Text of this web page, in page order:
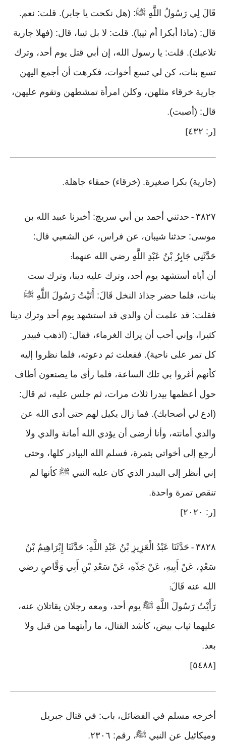
قَالَ لِي رَسُولُ اللَّهِ ﷺ: (هل نكحت يا جابر). قلت: نعم.
قال: (ماذا أبكرا أم ثيبا). قلت: لا بل ثيبا، قال: (فهلا جارية
تلاعبك). قلت: يا رسول الله، إن أبي قتل يوم أحد، وترك
تسع بنات، كن لي تسع أخوات، فكرهت أن أجمع اليهن
جارية خرقاء مثلهن، وكلن امرأة تمشطهن وتقوم عليهن،
قال: (أصبت).
[ر: ٤٣٢ ]
(جارية) بكرا صغيرة. (خرقاء) حمقاء جاهلة.
٣٨٢٧ - حدثني أحمد بن أبي سريج: أخبرنا عبيد الله بن
موسى: حدثنا شيبان، عن فراس، عن الشعبي قال:
حَدَّثَنِي جَابِرُ بْنُ عَبْدِ اللَّهِ رضي الله عنهما:
أن أباه أستشهد يوم أحد، وترك عليه دينا، وترك ست
بنات، فلما حضر جذاذ النخل قَالَ: أَتَيْتُ رَسُولَ اللَّهِ ﷺ
فقلت: قد علمت أن والدي قد استشهد يوم أحد وترك دينا
كثيرا، وإني أحب أن يراك الغرماء، فقال: (اذهب فبيدر
كل تمر على ناحية). ففعلت ثم دعوته، فلما نظروا إليه
كأنهم أغروا بي تلك الساعة، فلما رأى ما يصنعون أطاف
حول أعظمها بيدرا ثلاث مرات، ثم جلس عليه، ثم قال:
(ادع لي أصحابك). فما زال يكيل لهم حتى أدى الله عن
والدي أمانته، وأنا أرضى أن يؤدي الله أمانة والدي ولا
أرجع إلى أخواتي بتمرة، فسلم الله البيادر كلها، وحتى
إني أنظر إلى البيدر الذي كان عليه النبي ﷺ كأنها لم
تنقص تمرة واحدة.
[ر: ٢٠٢٠ ]
٣٨٢٨ - حَدَّثَنَا عَبْدُ الْعَزِيزِ بْنُ عَبْدِ اللَّهِ: حَدَّثَنَا إِبْرَاهِيمُ بْنُ
سَعْدٍ، عَنْ أَبِيهِ، عَنْ جَدِّهِ، عَنْ سَعْدِ بْنِ أَبِي وَقَّاصٍ رضي
الله عنه قَالَ:
رَأَيْتُ رَسُولَ اللَّهِ ﷺ يوم أحد، ومعه رجلان يقاتلان عنه،
عليهما ثياب بيض، كأشد القتال، ما رأيتهما من قبل ولا
بعد.
[٥٤٨٨]
أخرجه مسلم في الفضائل، باب: في قتال جبريل
وميكائيل عن النبي ﷺ، رقم: ٢٣٠٦
.